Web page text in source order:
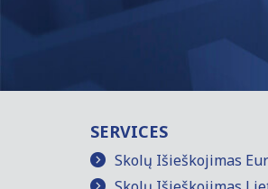
SERVICES
Skolų Išieškojimas